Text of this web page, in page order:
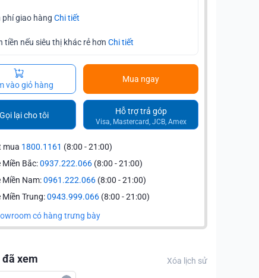
phí giao hàng Chi tiết
tiền nếu siêu thị khác rẻ hơn Chi tiết
vào giỏ hàng
Mua ngay
Hỗ trợ trả góp
Visa, Mastercard, JCB, Amex
Gọi lại cho tôi
mua 1800.1161 (8:00 - 21:00)
Miền Bắc:0937.222.066 (8:00 - 21:00)
Miền Nam:0961.222.066 (8:00 - 21:00)
Miền Trung:0943.999.066 (8:00 - 21:00)
có hàng trưng bày
đã xem Xóa lịch sử